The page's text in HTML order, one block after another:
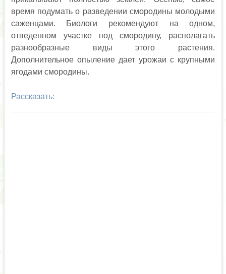
время подумать о разведении смородины молодыми
саженцами. Биологи рекомендуют на одном,
отведенном участке под смородину, располагать
разнообразные виды этого растения.
Дополнительное опыление дает урожаи с крупными
ягодами смородины.
Рассказать: